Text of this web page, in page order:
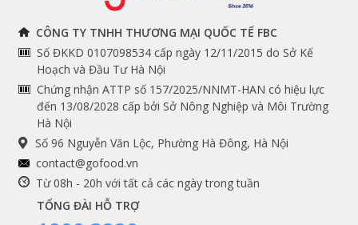
THÔNG TIN
Chính sách và quy định
chung
Hướng dẫn đặt hàng
Cam kết chất lượng
THEO DÕI NGAY
Facebook
Instagram
Youtube
Tiktok
Shopee
CÔNG TY TNHH THƯƠNG MẠI QUỐC TẾ FBC
Số ĐKKD 0107098534 cấp ngày 12/11/2015 do Sở Kế
Hoạch và Đầu Tư Hà Nội
Chứng nhận ATTP số 157/2025/NNMT-HAN có hiệu lực
đến 13/08/2028 cấp bởi Sở Nông Nghiệp và Môi Trường
Hà Nội
Số 96 Nguyễn Văn Lộc, Phường Hà Đông, Hà Nội
contact@gofood.vn
Từ 08h - 20h với tất cả các ngày trong tuần
TỔNG ĐÀI HỖ TRỢ